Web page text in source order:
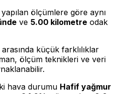
ölçümlere göre aynı
ve 5.00 kilometre odak
küçük farklılıklar
ölçüm teknikleri ve veri
hava durumu Hafif yağmur